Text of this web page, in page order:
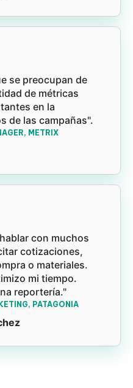
se preocupan de
de métricas
en la
de las campañas".
METRIX
con muchos
cotizaciones,
o materiales.
mi tiempo.
reportería."
PATAGONIA